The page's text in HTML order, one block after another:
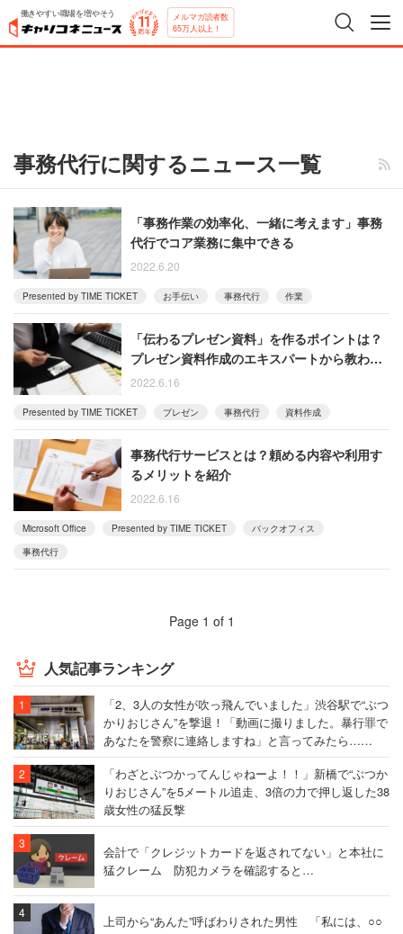
働きやすい職場を増やそう メルマガ読者数
65万人以上！
事務代行に関するニュース一覧
「事務作業の効率化、一緒に考えます」事務
代行でコア業務に集中できる
2022.6.20
Presented by TIME TICKET お手伝い 事務代行 作業
「伝わるプレゼン資料」を作るポイントは？
プレゼン資料作成のエキスパートから教わろ
う
2022.6.16
Presented by TIME TICKET プレゼン 事務代行 資料作成
事務代行サービスとは？頼める内容や利用す
るメリットを紹介
2022.6.16
Microsoft Office Presented by TIME TICKET
バックオフィス
事務代行
Page 1 of 1
人気記事ランキング
「2、3人の女性が吹っ飛んでいました」渋谷駅で“ぶつ
かりおじさん”を撃退！「動画に撮りました。暴行罪で
あなたを警察に連絡しますね」と言ってみたら……
「わざとぶつかってんじゃねーよ！！」新橋で“ぶつか
りおじさん”を5メートル追走、3倍の力で押し返した38
歳女性の猛反撃
会計で「クレジットカードを返されてない」と本社に
猛クレーム 防犯カメラを確認すると…
上司から“あんた”呼ばわりされた男性 「私には、○○